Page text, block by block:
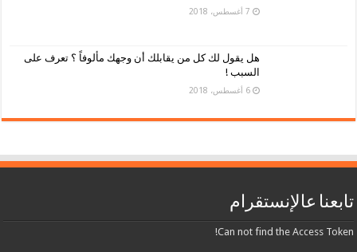
7 أغسطس، 2018
هل يقول لك كل من يقابلك أن وجهك مألوفاً ؟ تعرف على
السبب !
6 أغسطس، 2018
تابعنا عالإنستقرام
Can not find the Access Token!